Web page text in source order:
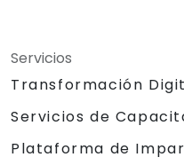
Servicios
Transformación
Servicios de
Plataforma de